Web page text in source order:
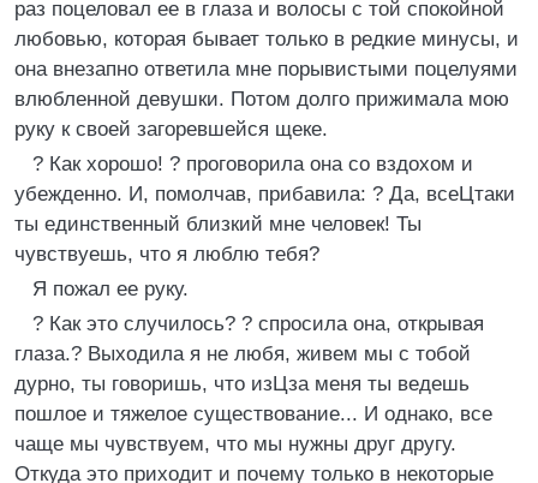
раз поцеловал ее в глаза и волосы с той спокойной
любовью, которая бывает только в редкие минусы, и
она внезапно ответила мне порывистыми поцелуями
влюбленной девушки. Потом долго прижимала мою
руку к своей загоревшейся щеке.
? Как хорошо! ? проговорила она со вздохом и
убежденно. И, помолчав, прибавила: ? Да, всеЦтаки
ты единственный близкий мне человек! Ты
чувствуешь, что я люблю тебя?
Я пожал ее руку.
? Как это случилось? ? спросила она, открывая
глаза.? Выходила я не любя, живем мы с тобой
дурно, ты говоришь, что изЦза меня ты ведешь
пошлое и тяжелое существование... И однако, все
чаще мы чувствуем, что мы нужны друг другу.
Откуда это приходит и почему только в некоторые